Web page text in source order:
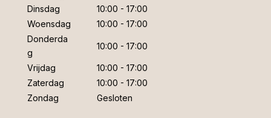
Dinsdag
10:00 - 17:00
Woensdag
10:00 - 17:00
Donderda
g
10:00 - 17:00
Vrijdag
10:00 - 17:00
Zaterdag
10:00 - 17:00
Zondag
Gesloten